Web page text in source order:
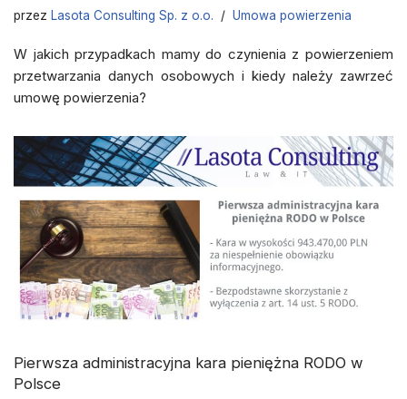
przez Lasota Consulting Sp. z o.o. Umowa powierzenia
W jakich przypadkach mamy do czynienia z powierzeniem
przetwarzania danych osobowych i kiedy należy zawrzeć
umowę powierzenia?
Pierwsza administracyjna kara pieniężna RODO w
Polsce